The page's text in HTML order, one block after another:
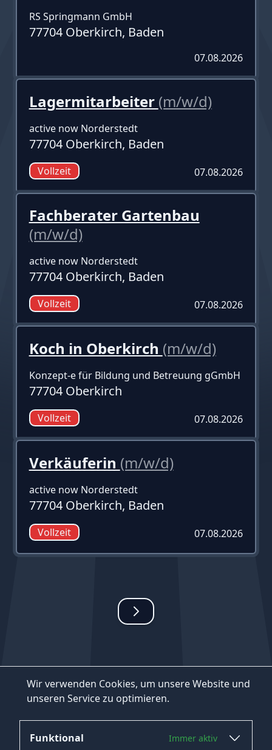
Wir verwenden Cookies, um unsere Website und
unseren Service zu optimieren.
Funktional Immer aktiv
RS Springmann GmbH
77704 Oberkirch, Baden
07.08.2026
Lagermitarbeiter (m/w/d)
active now Norderstedt
77704 Oberkirch, Baden
Vollzeit 07.08.2026
Fachberater Gartenbau
(m/w/d)
active now Norderstedt
77704 Oberkirch, Baden
Vollzeit 07.08.2026
Koch in Oberkirch (m/w/d)
Konzept-e für Bildung und Betreuung gGmbH
77704 Oberkirch
Vollzeit 07.08.2026
Verkäuferin (m/w/d)
active now Norderstedt
77704 Oberkirch, Baden
Vollzeit 07.08.2026